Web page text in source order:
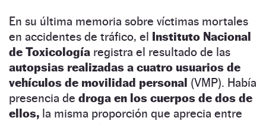
En su última memoria sobre víctimas mortales
en accidentes de tráfico, el Instituto Nacional
de Toxicología registra el resultado de las
autopsias realizadas a cuatro usuarios de
vehículos de movilidad personal (VMP). Había
presencia de droga en los cuerpos de dos de
ellos, la misma proporción que aprecia entre